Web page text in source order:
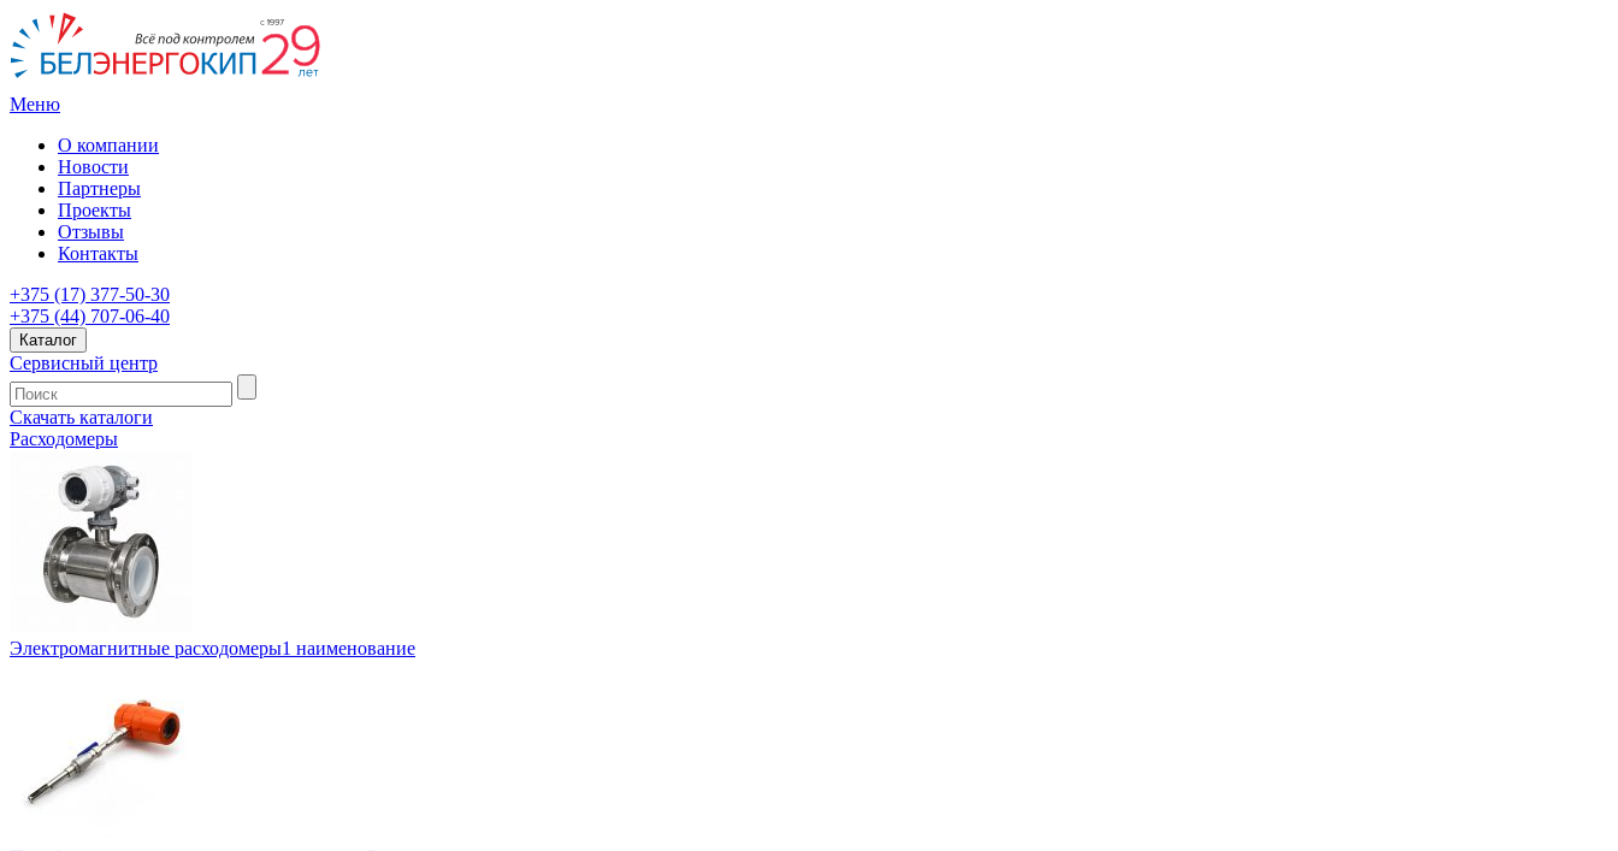
Меню
О компании
Новости
Партнеры
Проекты
Отзывы
Контакты
+375 (17) 377-50-30
+375 (44) 707-06-40
Каталог
Сервисный центр
Скачать каталоги
Расходомеры
Электромагнитные расходомеры1 наименование